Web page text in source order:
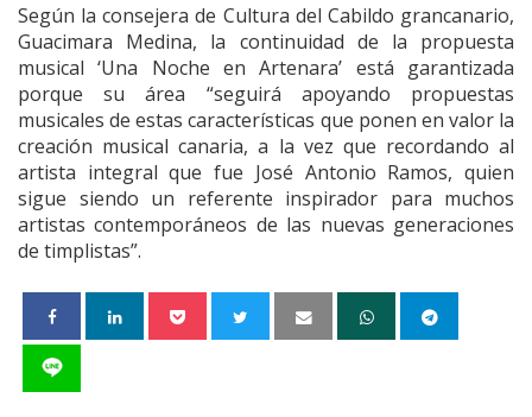
Según la consejera de Cultura del Cabildo grancanario,
Guacimara Medina, la continuidad de la propuesta
musical ‘Una Noche en Artenara’ está garantizada
porque su área “seguirá apoyando propuestas
musicales de estas características que ponen en valor la
creación musical canaria, a la vez que recordando al
artista integral que fue José Antonio Ramos, quien
sigue siendo un referente inspirador para muchos
artistas contemporáneos de las nuevas generaciones
de timplistas”.